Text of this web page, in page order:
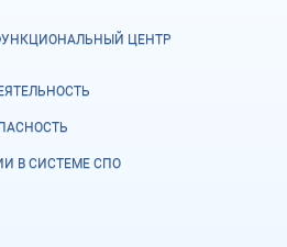
ЦЕНТР
В СИСТЕМЕ СПО